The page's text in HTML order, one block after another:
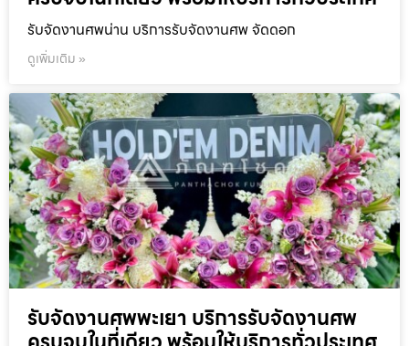
รับจัดงานศพน่าน บริการรับจัดงานศพ จัดดอก
ดูเพิ่มเติม »
รับจัดงานศพพะเยา บริการรับจัดงานศพ